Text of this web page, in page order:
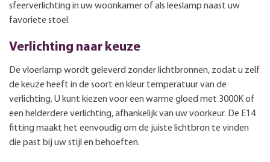
sfeerverlichting in uw woonkamer of als leeslamp naast uw
favoriete stoel.
Verlichting naar keuze
De vloerlamp wordt geleverd zonder lichtbronnen, zodat u zelf
de keuze heeft in de soort en kleur temperatuur van de
verlichting. U kunt kiezen voor een warme gloed met 3000K of
een helderdere verlichting, afhankelijk van uw voorkeur. De E14
fitting maakt het eenvoudig om de juiste lichtbron te vinden
die past bij uw stijl en behoeften.